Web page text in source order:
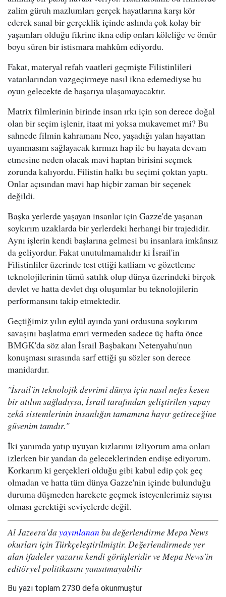
zalim güruh mazlumları gerçek hayatlarına karşı kör
ederek sanal bir gerçeklik içinde aslında çok kolay bir
yaşamları olduğu fikrine ikna edip onları köleliğe ve ömür
boyu süren bir istismara mahkûm ediyordu.
Fakat, materyal refah vaatleri geçmişte Filistinlileri
vatanlarından vazgeçirmeye nasıl ikna edemediyse bu
oyun gelecekte de başarıya ulaşamayacaktır.
Matrix filmlerinin birinde insan ırkı için son derece doğal
olan bir seçim işlenir, itaat mi yoksa mukavemet mi? Bu
sahnede filmin kahramanı Neo, yaşadığı yalan hayattan
uyanmasını sağlayacak kırmızı hap ile bu hayata devam
etmesine neden olacak mavi haptan birisini seçmek
zorunda kalıyordu. Filistin halkı bu seçimi çoktan yaptı.
Onlar açısından mavi hap hiçbir zaman bir seçenek
değildi.
Başka yerlerde yaşayan insanlar için Gazze'de yaşanan
soykırım uzaklarda bir yerlerdeki herhangi bir trajedidir.
Aynı işlerin kendi başlarına gelmesi bu insanlara imkânsız
da geliyordur. Fakat unutulmamalıdır ki İsrail'in
Filistinliler üzerinde test ettiği katliam ve gözetleme
teknolojilerinin tümü satılık olup dünya üzerindeki birçok
devlet ve hatta devlet dışı oluşumlar bu teknolojilerin
performansını takip etmektedir.
Geçtiğimiz yılın eylül ayında yani ordusuna soykırım
savaşını başlatma emri vermeden sadece üç hafta önce
BMGK'da söz alan İsrail Başbakanı Netenyahu'nun
konuşması sırasında sarf ettiği şu sözler son derece
manidardır.
"İsrail'in teknolojik devrimi dünya için nasıl nefes kesen
bir atılım sağladıysa, İsrail tarafından geliştirilen yapay
zekâ sistemlerinin insanlığın tamamına hayır getireceğine
güvenim tamdır."
İki yanımda yatıp uyuyan kızlarımı izliyorum ama onları
izlerken bir yandan da geleceklerinden endişe ediyorum.
Korkarım ki gerçekleri olduğu gibi kabul edip çok geç
olmadan ve hatta tüm dünya Gazze'nin içinde bulunduğu
duruma düşmeden harekete geçmek isteyenlerimiz sayısı
olması gerektiği seviyelerde değil.
Al Jazeera'da yayınlanan bu değerlendirme Mepa News
okurları için Türkçeleştirilmiştir. Değerlendirmede yer
alan ifadeler yazarın kendi görüşleridir ve Mepa News'in
editöryel politikasını yansıtmayabilir
Bu yazı toplam 2730 defa okunmuştur